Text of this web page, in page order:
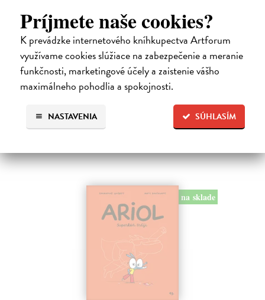
Príjmete naše cookies?
K prevádzke internetového kníhkupectva Artforum
využívame cookies slúžiace na zabezpečenie a meranie
funkčnosti, marketingové účely a zaistenie vášho
maximálneho pohodlia a spokojnosti.
SÚHLASÍM
NASTAVENIA
Dogman 8. Larva 22
Pilkey Dav| Kniha
Dogman je späť! V ôsmej knihe dobrodružstiev svetoznámeho poliša
so psou hlavou náš hrdina čelí zlej Víle Cile, oblude Kôrovi
McStromaldovi, 22 superzúrivým psychokinetickým žubrienkam a
tiež Pickovmu…
Na sklade ?
13,90 €
14,95 € ?
na sklade